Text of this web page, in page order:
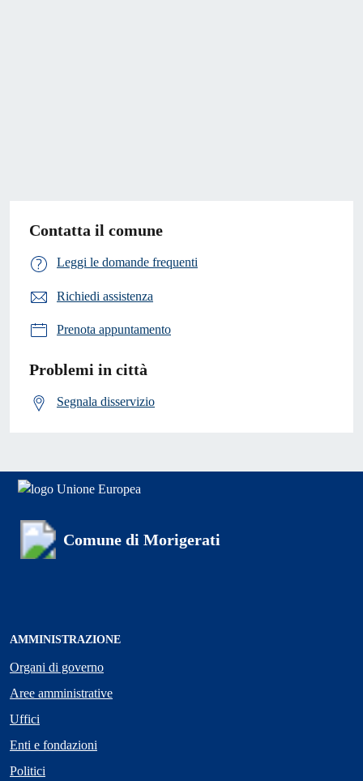
Contatta il comune
Leggi le domande frequenti
Richiedi assistenza
Prenota appuntamento
Problemi in città
Segnala disservizio
Comune di Morigerati
AMMINISTRAZIONE
Organi di governo
Aree amministrative
Uffici
Enti e fondazioni
Politici